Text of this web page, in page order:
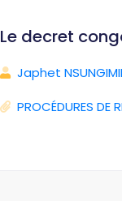
Le decret
Japhet
PROCÉDURES DE